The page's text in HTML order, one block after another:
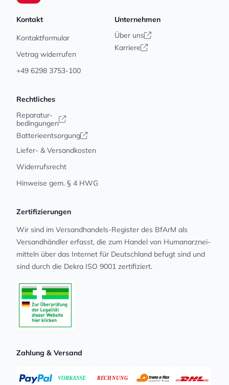
Kontakt
Kontaktformular
Vetrag widerrufen
+49 6298 3753-100
Unternehmen
Über uns
Karriere
Rechtliches
Reparatur-
bedingungen
Batterieentsorgung
Liefer- & Versandkosten
Widerrufsrecht
Hinweise gem. § 4 HWG
Zertifizierungen
Wir sind im Versandhandels-Register des BfArM als
Versandhändler erfasst, die zum Handel von Human­arz­nei­
mit­teln über das Internet für Deutschland befugt sind und
sind durch die Dekra ISO 9001 zertifiziert.
Zahlung & Versand